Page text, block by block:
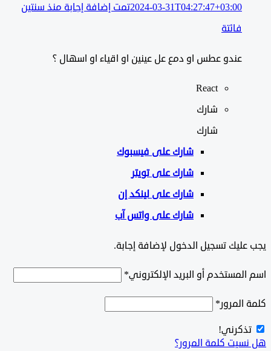
2024-03-31T04:27:47+03:00تمت إضافة إجابة منذ سنتين
عندو عطس او دمع عل عينين او اقياء او اسهال ؟
React
شارك
شارك علىفيسبوك
شارك على تويتر
شارك على لينكد إن
شارك على واتس آب
تسجيل الدخول لإضافة إجابة.
أو البريد الإلكتروني*
*
كلمة المرور؟